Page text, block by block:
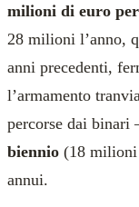
milioni di euro
28 milioni l’anno,
anni precedenti,
l’armamento
percorse dai binari
biennio (18 milioni
annui.